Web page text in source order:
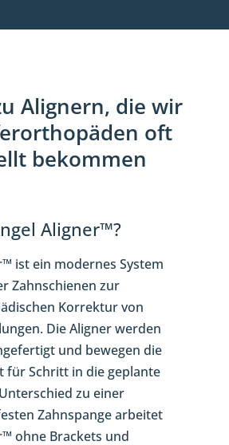
Alignern, die wir
oft
bekommen
Aligner™?
ist ein modernes System
Zahnschienen zur
Korrektur von
Die Aligner werden
und bewegen die
für Schritt in die geplante
zu einer
Zahnspange arbeitet
ohne Brackets und